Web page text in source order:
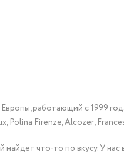
работающий с 1999
Polina Firenze, Alcozer,
что-то по вкусу. У